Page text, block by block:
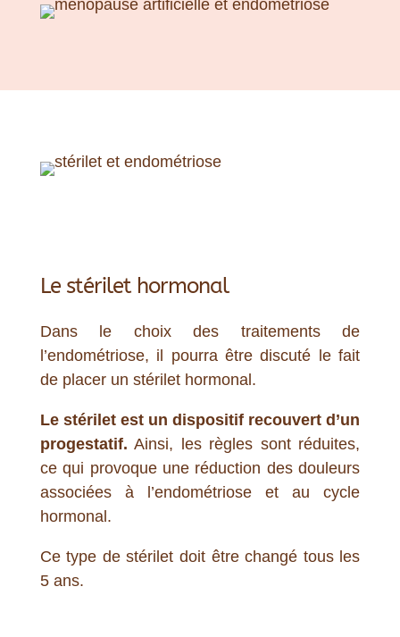
Le stérilet hormonal
Dans le choix des traitements de
l’endométriose, il pourra être discuté le fait
de placer un stérilet hormonal.
Le stérilet est un dispositif recouvert d’un
progestatif. Ainsi, les règles sont réduites,
ce qui provoque une réduction des douleurs
associées à l’endométriose et au cycle
hormonal.
Ce type de stérilet doit être changé tous les
5 ans.